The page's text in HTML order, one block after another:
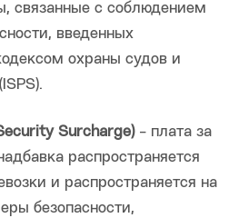
связанные с соблюдением
введенных
охраны судов и
Surcharge)- плата за
распространяется
и распространяется на
безопасности,